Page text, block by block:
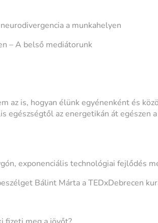
a munkahelyen
– A belső mediátorunk
az is, hogyan élünk egyénenként és
egészségtől az energetikán át egészen
exponenciális technológiai fejlődés
Bálint Márta a TEDxDebrecen